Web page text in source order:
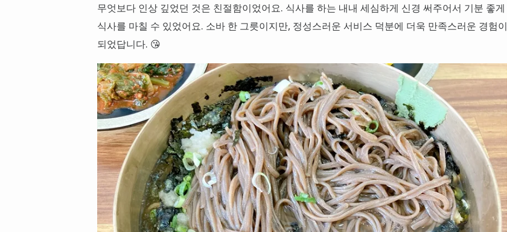
무엇보다 인상 깊었던 것은 친절함이었어요. 식사를 하는 내내 세심하게 신경 써주어서 기분 좋게
식사를 마칠 수 있었어요. 소바 한 그릇이지만, 정성스러운 서비스 덕분에 더욱 만족스러운 경험이
되었답니다. 😘